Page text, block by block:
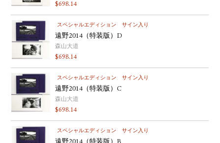
$698.14
スペシャルエディション サイン入り
遠野2014（特装版）D
森山大道
$698.14
スペシャルエディション サイン入り
遠野2014（特装版）C
森山大道
$698.14
スペシャルエディション サイン入り